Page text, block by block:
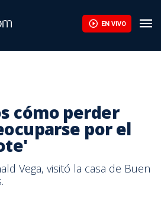
EN VIVO
cómo perder
por el
Vega, visitó la casa de Buen